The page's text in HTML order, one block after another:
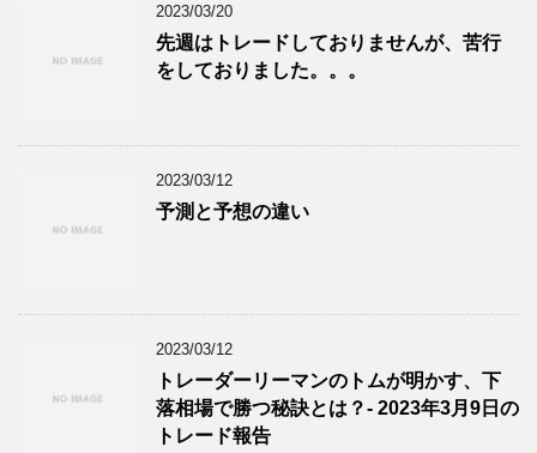
2023/03/20
先週はトレードしておりませんが、苦行
をしておりました。。。
2023/03/12
予測と予想の違い
2023/03/12
トレーダーリーマンのトムが明かす、下
落相場で勝つ秘訣とは？- 2023年3月9日の
トレード報告